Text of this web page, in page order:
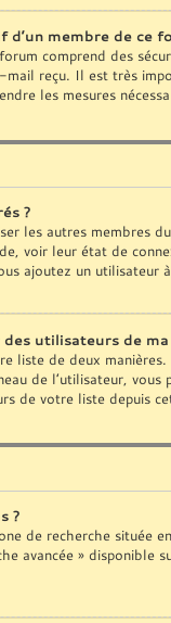
d’un membre de ce
comprend des
mail reçu. Il est très
les mesures
?
les autres membres
voir leur état de
ajoutez un
utilisateurs de ma
liste de deux
de l’utilisateur,
de votre liste depuis
?
de recherche située
avancée » disponible